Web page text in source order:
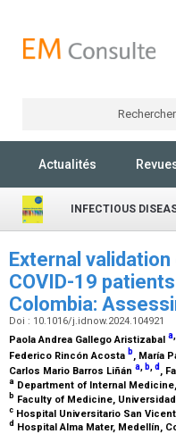
Rechercher
Actualités
INFECTIOUS
External
COVID-19
Colombia:
Doi : 10.1016/j.idnow.2024.104921
Paola Andrea Gallego Aristizabal a,
Federico Rincón Acosta b, María
Carlos Mario Barros Liñán a, b,d ,
a Department of Internal
b Faculty of Medicine,
c Hospital Universitario San
d Hospital Alma Mater, Medellín,